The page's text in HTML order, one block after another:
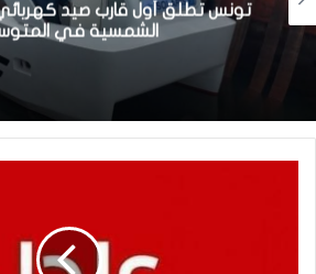
تونس تطلق أول قارب صيد
الشمسية في